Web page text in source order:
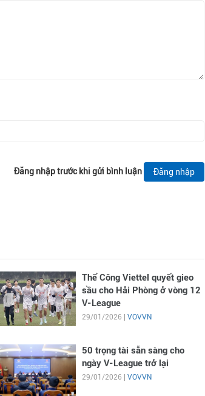
Đăng nhập trước khi gửi bình luận Đăng nhập
Thể Công Viettel quyết gieo
sầu cho Hải Phòng ở vòng 12
V-League
29/01/2026 | VOVVN
50 trọng tài sẵn sàng cho
ngày V-League trở lại
29/01/2026 | VOVVN